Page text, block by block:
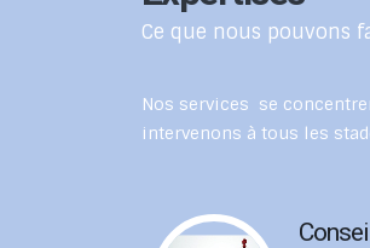
Ce que nous pouvons
Nos services se
intervenons à tous les